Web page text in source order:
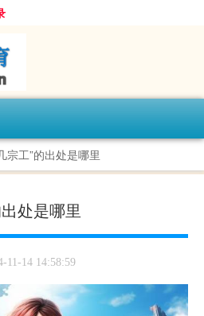
宗工”的出处是哪里
处是哪里
11-14 14:58:59